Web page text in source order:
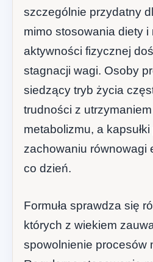
szczególnie przydatny
mimo stosowania diety i
aktywności fizycznej
stagnacji wagi. Osoby
siedzący tryb życia
trudności z utrzymaniem
metabolizmu, a
zachowaniu równowagi
co dzień.
Formuła sprawdza się
których z wiekiem
spowolnienie procesów